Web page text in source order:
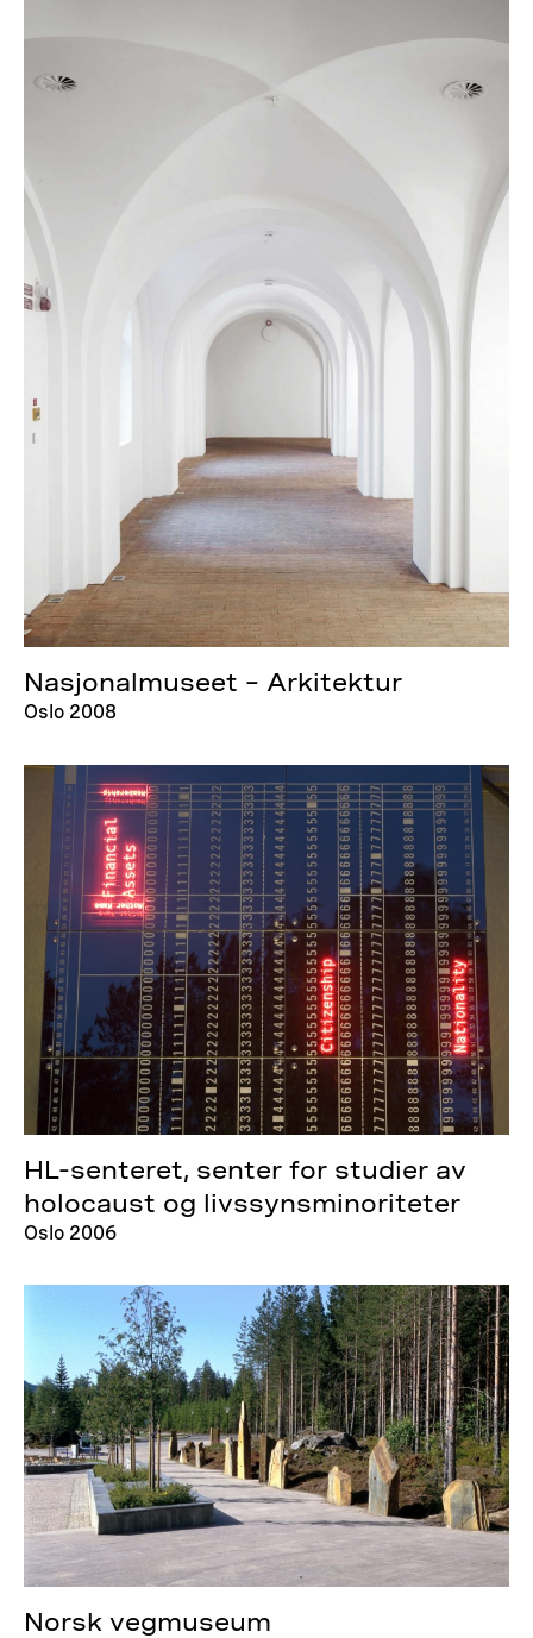
Nasjonalmuseet – Arkitektur
Oslo 2008
HL-senteret, senter for studier av
holocaust og livssynsminoriteter
Oslo 2006
Norsk vegmuseum